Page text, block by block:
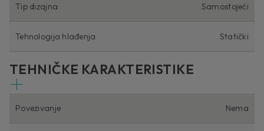
Tip dizajna Samostojeći
Tehnologija hlađenja Statički
TEHNIČKE KARAKTERISTIKE
Povezivanje Nema